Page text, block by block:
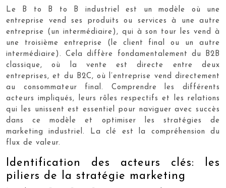
Le B to B to B industriel est un modèle où une
entreprise vend ses produits ou services à une autre
entreprise (un intermédiaire), qui à son tour les vend à
une troisième entreprise (le client final ou un autre
intermédiaire). Cela diffère fondamentalement du B2B
classique, où la vente est directe entre deux
entreprises, et du B2C, où l’entreprise vend directement
au consommateur final. Comprendre les différents
acteurs impliqués, leurs rôles respectifs et les relations
qui les unissent est essentiel pour naviguer avec succès
dans ce modèle et optimiser les stratégies de
marketing industriel. La clé est la compréhension du
flux de valeur.
Identification des acteurs clés: les
piliers de la stratégie marketing